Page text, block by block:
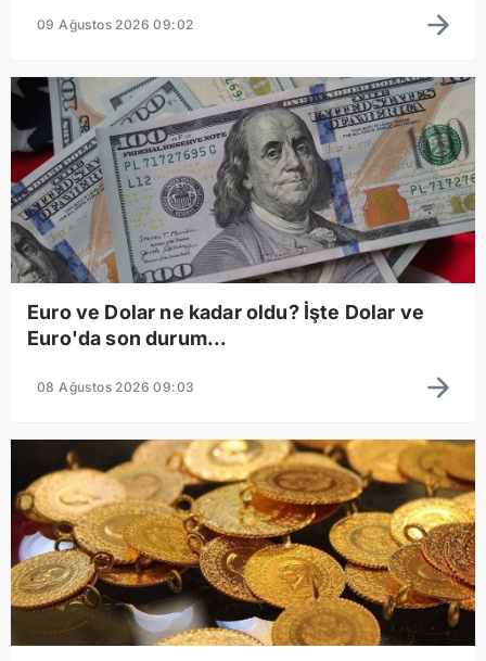
09 Ağustos 2026 09:02
Euro ve Dolar ne kadar oldu? İşte Dolar ve
Euro'da son durum...
08 Ağustos 2026 09:03